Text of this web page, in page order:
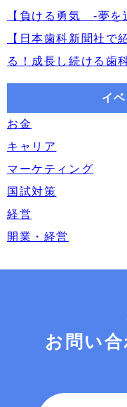
【負ける勇気 -夢を
【日本歯科新聞社で
る！成長し続ける歯
イ
お金
キャリア
マーケティング
国試対策
経営
開業・経営
お問い